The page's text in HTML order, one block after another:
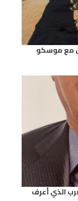
مع موسكو
الذي أعرف